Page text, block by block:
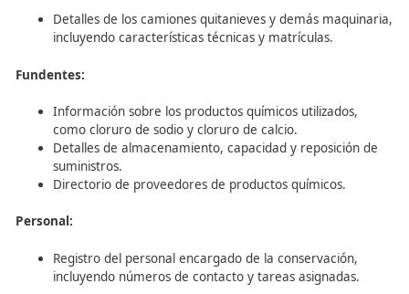
Se segmentará cada carretera según su climatología y
servirá de base para las operaciones de mantenimiento
mapas, perfiles altimétricos, y planos específicos sobre
infraestructuras y equipamientos relevantes.
2. Medios Disponibles
Instalaciones:
Ubicación y accesos al Centro de Conservación.
Distribución de elementos en el centro, como